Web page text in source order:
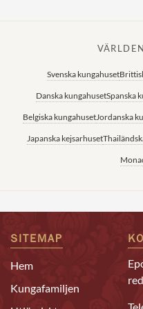
Svenska kungahuset
Danska kungahusetSpanska
Belgiska kungahusetJordanska
Japanska kejsarhuset
SITEMAP
Hem
Kungafamiljen